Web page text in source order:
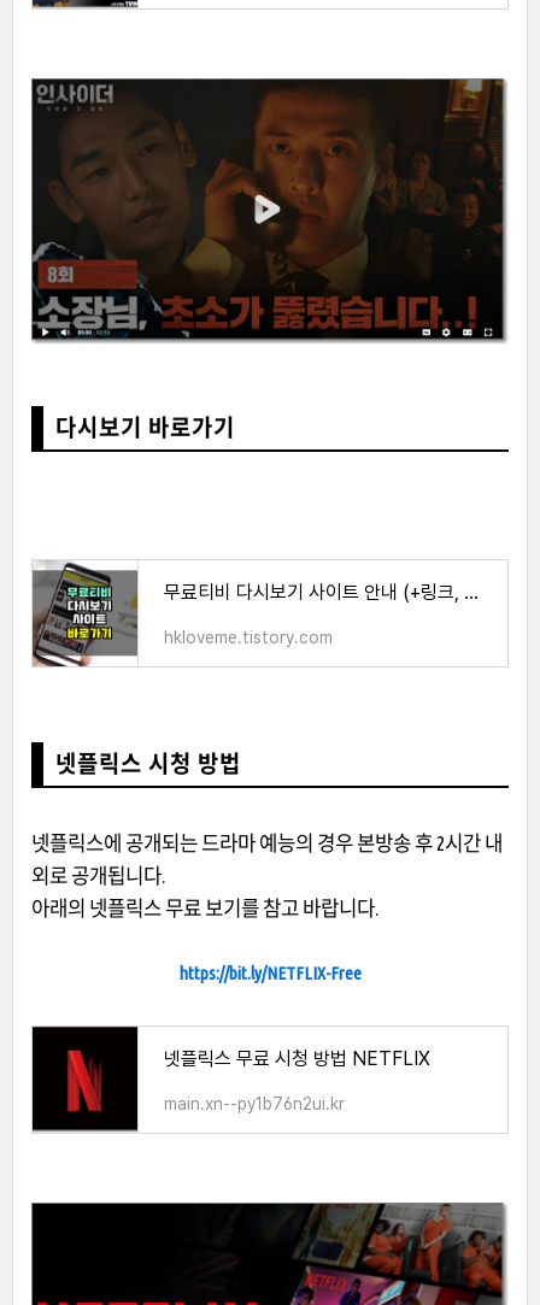
다시보기 바로가기
무료티비 다시보기 사이트 안내 (+링크, 이용방법)
hkloveme.tistory.com
넷플릭스 시청 방법
넷플릭스에 공개되는 드라마 예능의 경우 본방송 후 2시간 내
외로 공개됩니다.
아래의 넷플릭스 무료 보기를 참고 바랍니다.
https://bit.ly/NETFLIX-Free
넷플릭스 무료 시청 방법 NETFLIX
main.xn--py1b76n2ui.kr